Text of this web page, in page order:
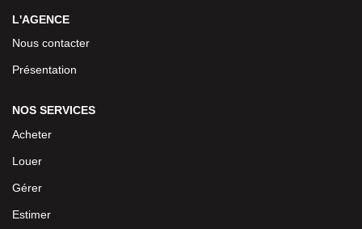
L'AGENCE
Nous contacter
Présentation
NOS SERVICES
Acheter
Louer
Gérer
Estimer